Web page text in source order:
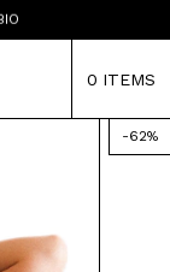
0 ITEMS
-62%